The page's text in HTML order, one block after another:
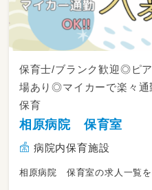
保護者様へのお
担任の先生への
保育士/ブランク歓迎◎ピア
場あり◎マイカーで楽々
保育
相原病院 保育室
病院内保育施設
相原病院 保育室の求人一覧